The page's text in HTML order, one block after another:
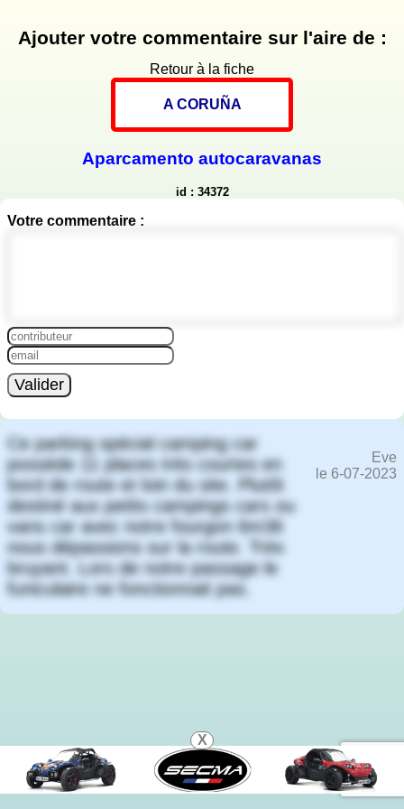
X
Ajouter votre commentaire sur l'aire de :
Retour à la fiche
A CORUÑA
Aparcamento autocaravanas
id : 34372
Votre commentaire :
Valider
Ce parking spécial camping car
possède 11 places très courtes en
bord de route et loin du site. Plutôt
destiné aux petits campings cars ou
vans car avec notre fourgon 6m36
nous dépassions sur la route. Très
bruyant. Lors de notre passage le
funiculaire ne fonctionnait pas.
Eve
le 6-07-2023